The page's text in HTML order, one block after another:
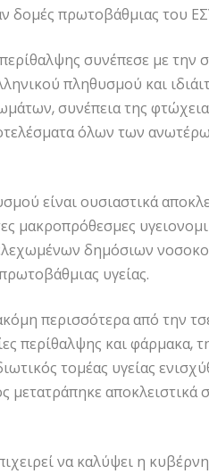
δομές πρωτοβάθμιας του
συνέπεσε με την
πληθυσμού και
συνέπεια της
όλων των
είναι ουσιαστικά
μακροπρόθεσμες
δημόσιων
υγείας.
περισσότερα από την
περίθαλψης και φάρμακα,
τομέας υγείας
αποκλειστικά
να καλύψει η